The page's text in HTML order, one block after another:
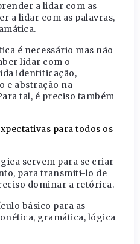
a lidar com as
a lidar com as palavras,
é necessário mas não
lidar com o
identificação,
e abstração na
tal, é preciso também
para todos os
servem para se criar
para transmiti-lo de
dominar a retórica.
básico para as
gramática, lógica